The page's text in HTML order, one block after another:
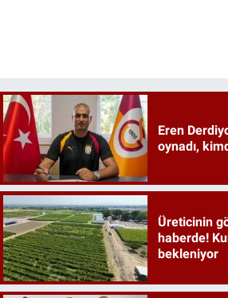
Eren
oynadı,
Üreticinin
haberde!
bekleniyor